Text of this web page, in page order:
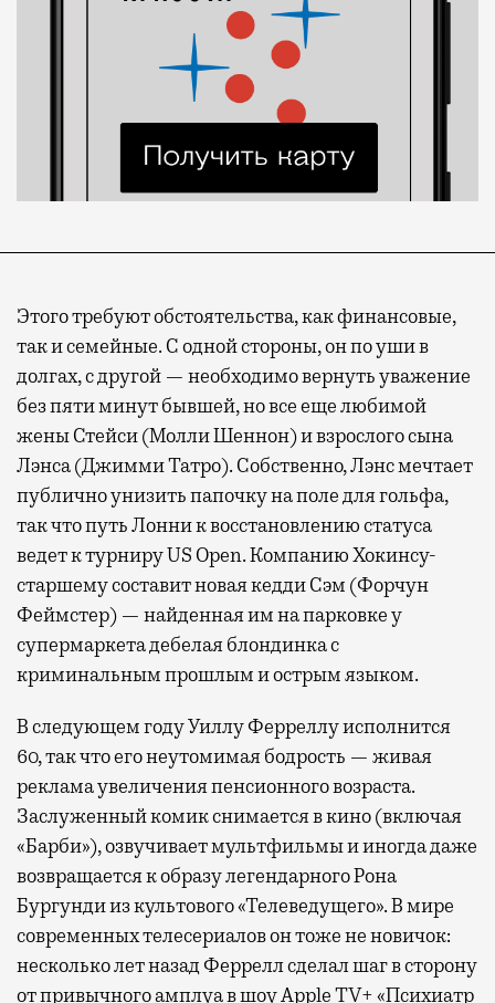
Этого требуют обстоятельства, как финансовые,
так и семейные. С одной стороны, он по уши в
долгах, с другой — необходимо вернуть уважение
без пяти минут бывшей, но все еще любимой
жены Стейси (Молли Шеннон) и взрослого сына
Лэнса (Джимми Татро). Собственно, Лэнс мечтает
публично унизить папочку на поле для гольфа,
так что путь Лонни к восстановлению статуса
ведет к турниру US Open. Компанию Хокинсу-
старшему составит новая кедди Сэм (Форчун
Феймстер) — найденная им на парковке у
супермаркета дебелая блондинка с
криминальным прошлым и острым языком.
В следующем году Уиллу Ферреллу исполнится
60, так что его неутомимая бодрость — живая
реклама увеличения пенсионного возраста.
Заслуженный комик снимается в кино (включая
«Барби»), озвучивает мультфильмы и иногда даже
возвращается к образу легендарного Рона
Бургунди из культового «Телеведущего». В мире
современных телесериалов он тоже не новичок:
несколько лет назад Феррелл сделал шаг в сторону
от привычного амплуа в шоу Apple TV+ «Психиатр